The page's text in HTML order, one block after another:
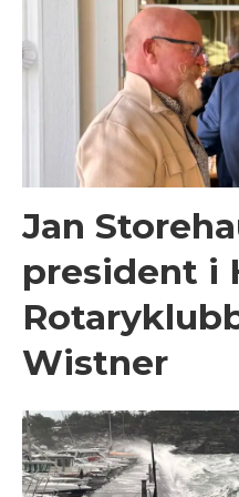
Jan
president i
Wistner